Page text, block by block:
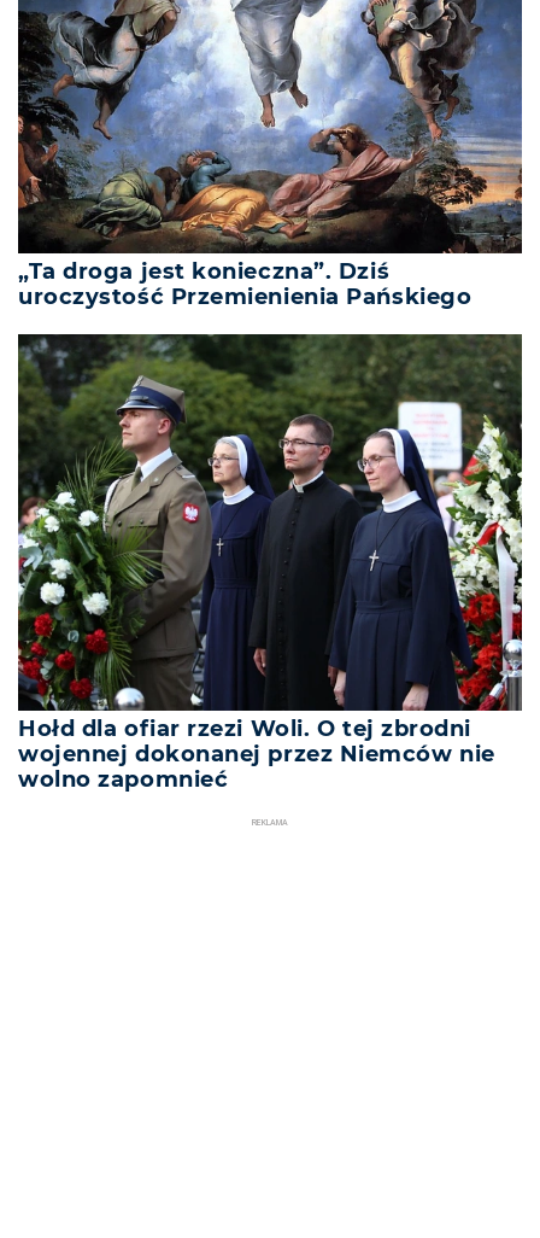
„Ta droga jest konieczna”. Dziś
uroczystość Przemienienia Pańskiego
Hołd dla ofiar rzezi Woli. O tej zbrodni
wojennej dokonanej przez Niemców nie
wolno zapomnieć
REKLAMA